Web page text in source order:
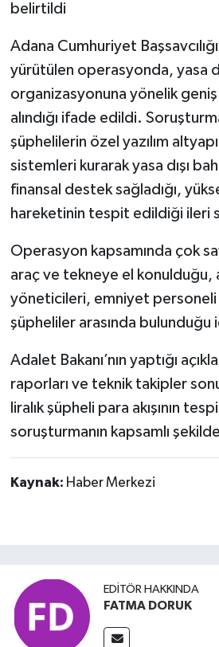
belirtildi
Adana Cumhuriyet
yürütülen operasyonda, yasa
organizasyonuna yönelik
alındığı ifade edildi.
şüphelilerin özel yazılım
sistemleri kurarak yasa dışı
finansal destek sağladığı,
hareketinin tespit edildiği ileri
Operasyon kapsamında çok
araç ve tekneye el konulduğu,
yöneticileri, emniyet personeli
şüpheliler arasında bulunduğu
Adalet Bakanı’nın yaptığı
raporları ve teknik takipler
liralık şüpheli para akışının
soruşturmanın kapsamlı
Kaynak: Haber Merkezi
EDITÖR HAKKINDA
FATMA DORUK